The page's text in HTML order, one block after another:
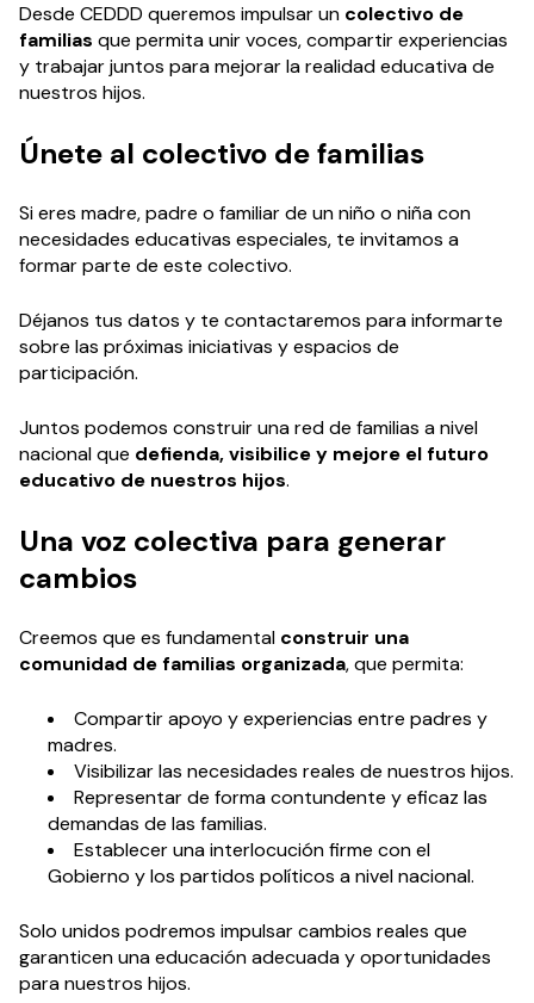
Desde CEDDD queremos impulsar un colectivo de
familias que permita unir voces, compartir experiencias
y trabajar juntos para mejorar la realidad educativa de
nuestros hijos.
Únete al colectivo de familias
Si eres madre, padre o familiar de un niño o niña con
necesidades educativas especiales, te invitamos a
formar parte de este colectivo.
Déjanos tus datos y te contactaremos para informarte
sobre las próximas iniciativas y espacios de
participación.
Juntos podemos construir una red de familias a nivel
nacional que defienda, visibilice y mejore el futuro
educativo de nuestros hijos.
Una voz colectiva para generar
cambios
Creemos que es fundamental construir una
comunidad de familias organizada, que permita:
Compartir apoyo y experiencias entre padres y
madres.
Visibilizar las necesidades reales de nuestros hijos.
Representar de forma contundente y eficaz las
demandas de las familias.
Establecer una interlocución firme con el
Gobierno y los partidos políticos a nivel nacional.
Solo unidos podremos impulsar cambios reales que
garanticen una educación adecuada y oportunidades
para nuestros hijos.